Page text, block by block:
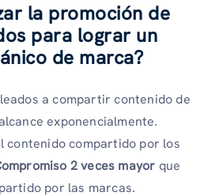
la promoción de
para lograr un
de marca?
a compartir contenido de
exponencialmente.
contenido compartido por los
2 veces mayor que
por las marcas.